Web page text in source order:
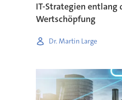
IT-Strategien entlang
Wertschöpfung
Dr. Martin Large